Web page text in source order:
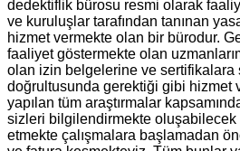
dedektiflik bürosu resmi olarak
ve kuruluşlar tarafından tanınan
hizmet vermekte olan bir bürodur.
faaliyet göstermekte olan
olan izin belgelerine ve sertifikalara
doğrultusunda gerektiği gibi hizmet
yapılan tüm araştırmalar
sizleri bilgilendirmekte
etmekte çalışmalara başlamadan